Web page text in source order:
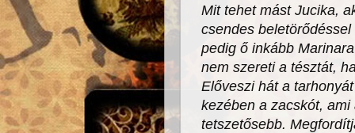
Mit tehet mást Jucika,
csendes
pedig ő inkább
nem szereti a tésztát,
Előveszi hát a
kezében a zacskót,
tetszetősebb.